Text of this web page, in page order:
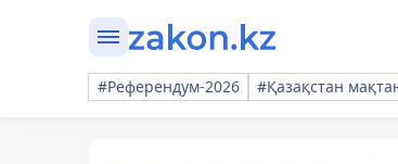
#Референдум-2026 #Қазақстан